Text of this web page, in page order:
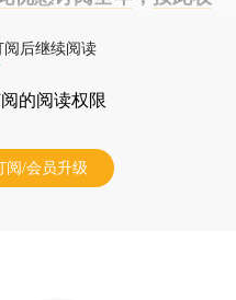
阅后继续阅读
的阅读权限
阅/会员升级